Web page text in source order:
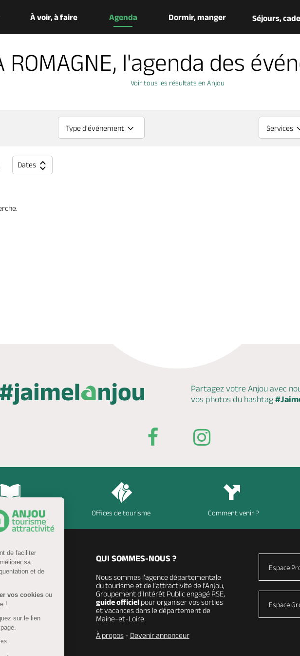
de faciliter
sa
et de
vos cookies ou
!
sur le lien
À voir, à faire Agenda Dormir, manger Séjours,
ROMAGNE, l'agenda des
Voir tous les résultats en Anjou
Type d'événement Services
Dates
Partagez votre Anjou avec
vos photos du hashtag
& Cartes Offices de tourisme Comment venir ?
QUI SOMMES-NOUS ?
Nous sommes l’agence départementale
du tourisme et de l’attractivité de l’Anjou,
Groupement d’Intérêt Public engagé RSE,
guide officielpour organiser vos sorties
et vacances dans le département de
Maine-et-Loire.
À propos- Devenir annonceur
Espace
Espace